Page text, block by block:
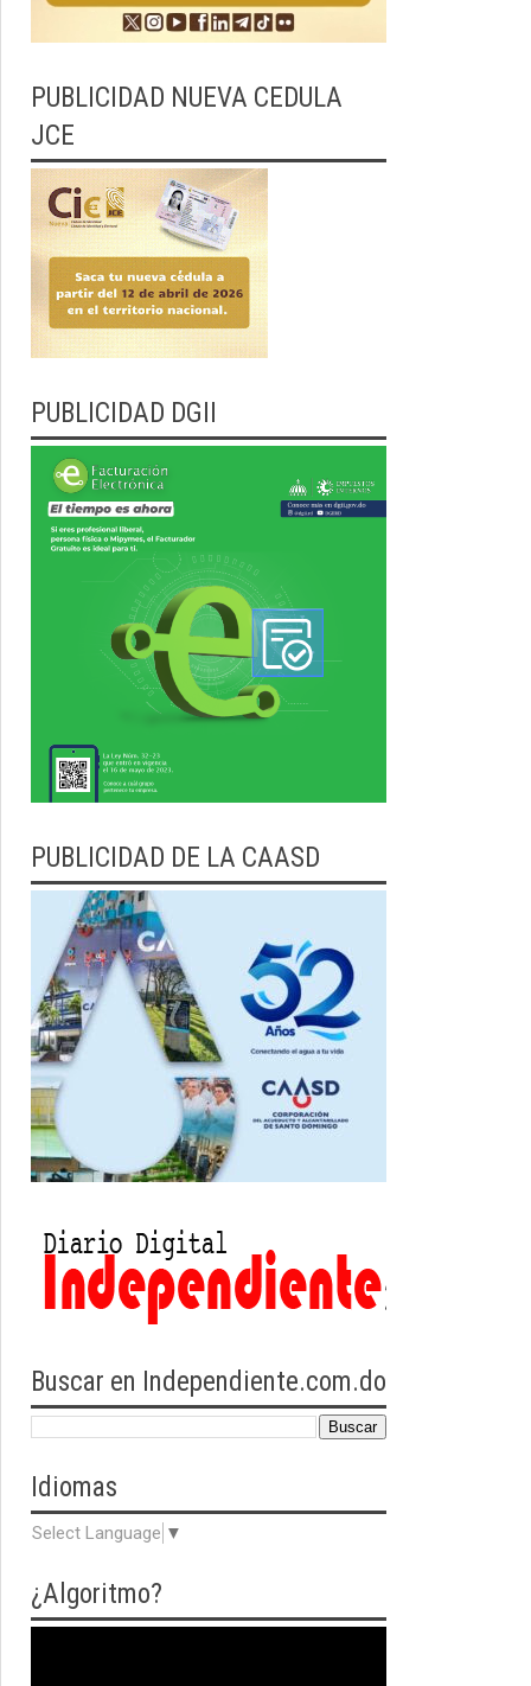
PUBLICIDAD NUEVA CEDULA
JCE
PUBLICIDAD DGII
PUBLICIDAD DE LA CAASD
Buscar en Independiente.com.do
Idiomas
Select Language ▼
¿Algoritmo?